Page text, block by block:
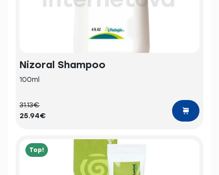
Nizoral Shampoo
100ml
31.13€
25.94€
Top!